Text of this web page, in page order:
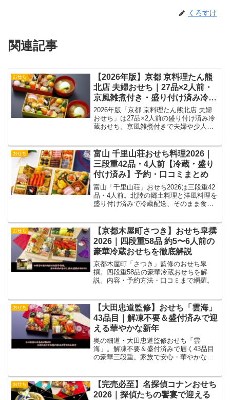
くろすけ
関連記事
おせち
【2026年版】京都 京料理たん熊
北店 夫婦おせち｜27品×2人前・
京風雑煮付き・盛り付け済み冷蔵
おせち
2026年版「京都 京料理たん熊北店 夫婦
おせち」は27品×2人前の盛り付け済み冷
蔵おせち。京風雑煮付きで夫婦や少人数
おせち
富山 千里山荘おせち料理2026｜
三段重42品・4人前【冷蔵・盛り
付け済み】予約・口コミまとめ
富山「千里山荘」おせち2026は三段重42
品・4人前。北陸の郷土料理と洋風料理を
盛り付け済みで冷蔵配送、そのまま食卓
おせち
【京都木屋町さつき】おせち皐撰
2026｜四段重58品 約5〜6人前の
豪華冷蔵おせちを徹底解説
京都木屋町「さつき」監修のおせち皐
撰。四段重58品の豪華冷蔵おせちを解
説。内容・予約方法・口コミまで網羅。
おせち
【大田忠道監修】おせち「雲海」
43品目｜解凍不要＆盛付済みで迎
える華やかな新年
奥の細道・大田忠道監修おせち「雲
海」。解凍不要＆盛付済みで届く43品目
の豪華三段重。家族で安心・華やかなお
おせち
【完売必至】名探偵コナンおせち
2026｜探偵たちの饗宴で迎える